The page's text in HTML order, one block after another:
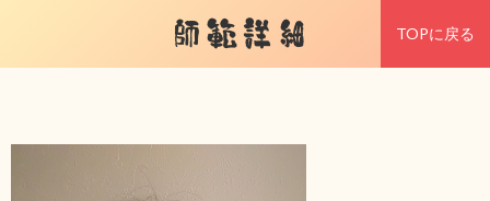
師範詳細 TOPに戻る